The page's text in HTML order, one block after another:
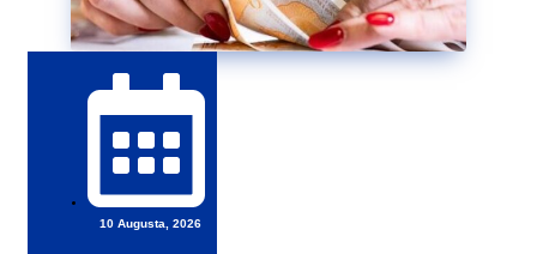
10 Augusta, 2026